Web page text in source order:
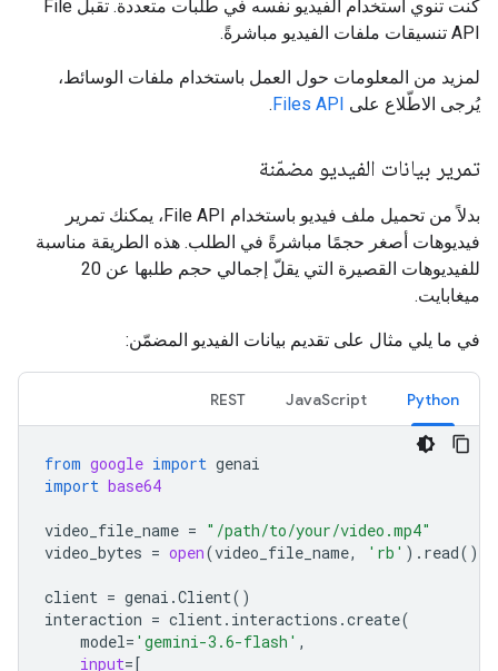
كنت تنوي استخدام الفيديو نفسه في طلبات متعددة. تقبل File
API تنسيقات ملفات الفيديو مباشرةً.
لمزيد من المعلومات حول العمل باستخدام ملفات الوسائط،
يُرجى الاطّلاع على Files API
.
تمرير بيانات الفيديو مضمّنة
بدلاً من تحميل ملف فيديو باستخدام File API، يمكنك تمرير
فيديوهات أصغر حجمًا مباشرةً في الطلب. هذه الطريقة مناسبة
للفيديوهات القصيرة التي يقلّ إجمالي حجم طلبها عن 20
ميغابايت.
في ما يلي مثال على تقديم بيانات الفيديو المضمّن:
Python
JavaScript
REST
from google import genai
import base64
video_file_name = "/path/to/your/video.mp4"
video_bytes = open(video_file_name, 'rb' ) . read()
client = genai .Client()
interaction = client. interactions .create(
model= 'gemini-3.6-flash' ,
input=[